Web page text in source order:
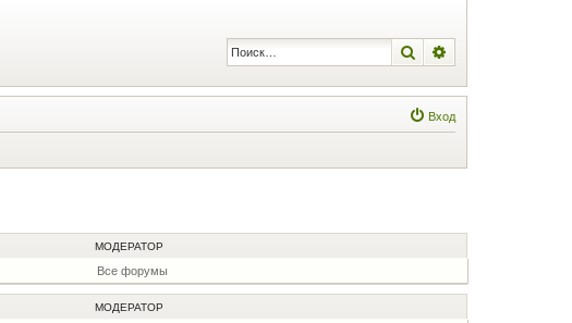
Поиск
Вход
МОДЕРАТОР
Все форумы
МОДЕРАТОР